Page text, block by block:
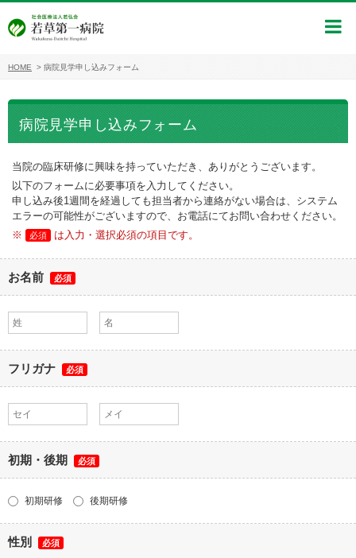
HOME > 病院見学申し込みフォーム
病院見学申し込みフォーム
当院の臨床研修に興味を持っていただき、ありがとうございます。
以下のフォームに必要事項を入力してください。
申し込み後1週間を経過しても担当者から連絡がない場合は、システム
エラーの可能性がございますので、お電話にてお問い合わせください。
※
必須 は入力・選択必須の項目です。
お名前 必須
フリガナ 必須
初期・後期 必須
初期研修 後期研修
性別 必須